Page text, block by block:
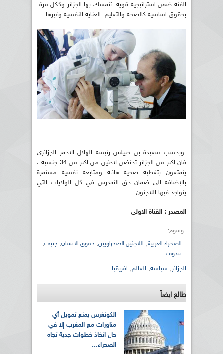
الفئة ضمن استراتيجية قوية تتمسك بها الجزائر وككل مرة
بحقوق اساسية كالصحة والتعليم العناية النفسية وغيرها .
وبحسب سعيدة بن حبيلس رئيسة الهلال الاحمر الجزائري
فان اكثر من الجزائر تحتضن لاجئين من اكثر من 34 جنسية ،
يتمتعون بتغطية صحية هائلة ومتابعة نفسية مستمرة
بالإضافة الى ضمان حق التمدرس في كل الولايات التي
يتواجد فيها اللاجئون .
المصدر : القناة الاولى
وسوم:
الصحراء الغربية, اللاجئين الصحراويين, حقوق الانسان, جنيف,
تندوف
الجزائر, سياسة, العالم, افريقيا
طالع ايضاً
الكونغرس يمنع تمويل أي
مناورات مع المغرب إلا في
حال اتخاذ خطوات جدية تجاه
الصحراء...